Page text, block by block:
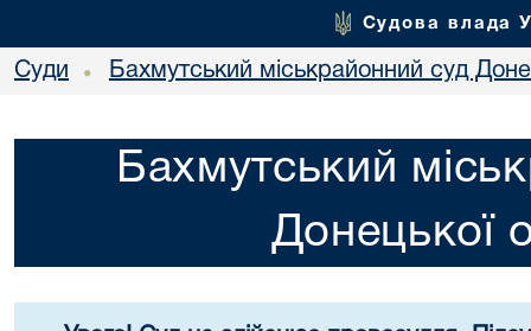
Судова влада
Суди • Бахмутський міськрайонний суд
Бахмутський
Донецької